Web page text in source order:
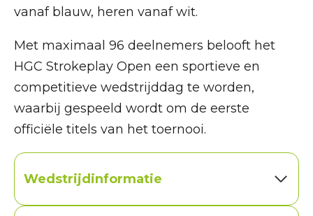
vanaf blauw, heren vanaf wit.
Met maximaal 96 deelnemers belooft het
HGC Strokeplay Open een sportieve en
competitieve wedstrijddag te worden,
waarbij gespeeld wordt om de eerste
officiële titels van het toernooi.
Wedstrijdinformatie